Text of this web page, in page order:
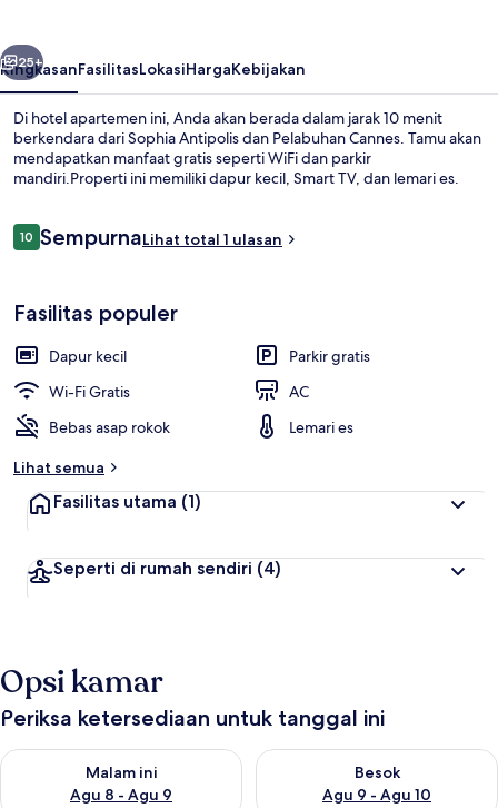
Berikutnya
25+
RingkasanFasilitasLokasiHargaKebijakan
Di hotel apartemen ini, Anda akan berada dalam jarak 10 menit
berkendara dari Sophia Antipolis dan Pelabuhan Cannes. Tamu akan
mendapatkan manfaat gratis seperti WiFi dan parkir
mandiri.Properti ini memiliki dapur kecil, Smart TV, dan lemari es.
Ulasan
1010 dari 10
SempurnaLihat total 1 ulasan
Fasilitas populer
Dapur kecil
Parkir gratis
Wi-Fi Gratis
AC
Bebas asap rokok
Lemari es
Lihat semua
Fasilitas utama (1)
Seperti di rumah sendiri (4)
Opsi kamar
Periksa ketersediaan untuk tanggal ini
Malam ini
Agu 8 - Agu 9
Periksa ketersediaan untuk malam ini Agu 8 - Agu 9
Besok
Agu 9 - Agu 10
Periksa ketersediaan untuk